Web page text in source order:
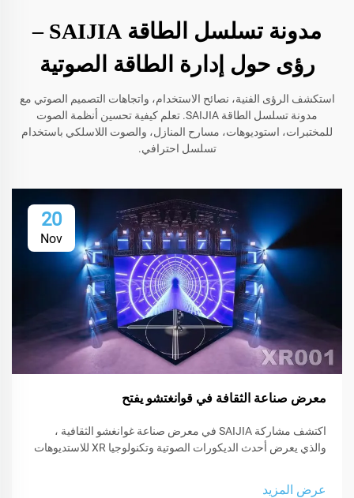
مدونة تسلسل الطاقة SAIJIA –
رؤى حول إدارة الطاقة الصوتية
استكشف الرؤى الفنية، نصائح الاستخدام، واتجاهات التصميم الصوتي مع
مدونة تسلسل الطاقة SAIJIA. تعلم كيفية تحسين أنظمة الصوت
للمختبرات، استوديوهات، مسارح المنازل، والصوت اللاسلكي باستخدام
تسلسل احترافي.
20
Nov
معرض صناعة الثقافة في قوانغتشو يفتح
اكتشف مشاركة SAIJIA في معرض صناعة غوانغشو الثقافية ،
والذي يعرض أحدث الديكورات الصوتية وتكنولوجيا XR للاستديوهات
عرض المزيد